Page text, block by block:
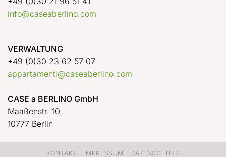
info@caseaberlino.com
VERWALTUNG
+49 (0)30 23 62 57 07
appartamenti@caseaberlino.com
CASE a BERLINO GmbH
Maaßenstr. 10
10777 Berlin
KONTAKT IMPRESSUM DATENSCHUTZ